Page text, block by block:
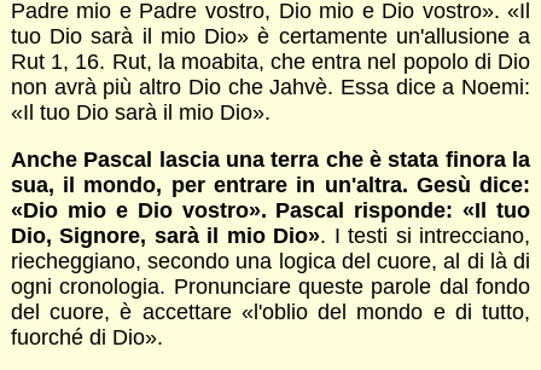
Padre mio e Padre vostro, Dio mio e Dio vostro». «Il
tuo Dio sarà il mio Dio» è certamente un'allusione a
Rut 1, 16. Rut, la moabita, che entra nel popolo di Dio
non avrà più altro Dio che Jahvè. Essa dice a Noemi:
«Il tuo Dio sarà il mio Dio».
Anche Pascal lascia una terra che è stata finora la
sua, il mondo, per entrare in un'altra. Gesù dice:
«Dio mio e Dio vostro». Pascal risponde: «Il tuo
Dio, Signore, sarà il mio Dio». I testi si intrecciano,
riecheggiano, secondo una logica del cuore, al di là di
ogni cronologia. Pronunciare queste parole dal fondo
del cuore, è accettare «l'oblio del mondo e di tutto,
fuorché di Dio».